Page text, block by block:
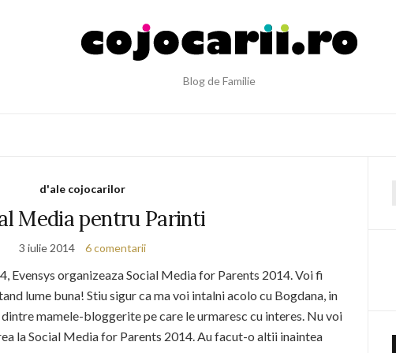
Blog de Familie
d'ale cojocarilor
Media pentru Parinti
3 iulie 2014 6 comentarii
Evensys organizeaza Social Media for Parents 2014. Voi fi
lume buna! Stiu sigur ca ma voi intalni acolo cu Bogdana, in
mamele-bloggerite pe care le urmaresc cu interes. Nu voi
la Social Media for Parents 2014. Au facut-o altii inaintea